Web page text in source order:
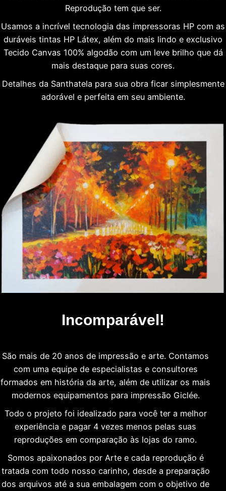
Reprodução tem que ser.
Usamos a incrível tecnologia das impressoras HP com as
duráveis tintas HP Látex, além do mais lindo e exclusivo
Tecido Canvas 100% algodão com um leve brilho que dá
mais destaque para suas cores.
Detalhes da Santhatela para sua obra ficar simplesmente
adorável e perfeita em seu ambiente.
Incomparável!
São mais de 20 anos de impressão e arte. Contamos
com uma equipe de especialistas e consultores
formados em história da arte, além de utilizar os mais
modernos equipamentos para impressão Giclée.
Todo o projeto foi idealizado para você ter a melhor
experiência e pagar 4 vezes menos pelas suas
reproduções em comparação às lojas do ramo.
Somos apaixonados por Arte e cada reprodução é
tratada com todo nosso carinho, desde a preparação
dos arquivos até a sua embalagem com o objetivo de